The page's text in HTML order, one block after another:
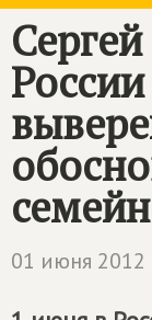
01 июня 2012